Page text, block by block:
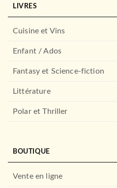
BIOGRAPHIES / MÉMOIRES
Serge Latouche
FAYARD
LIVRES
Cuisine et Vins
Enfant / Ados
Fantasy et Science-fiction
Littérature
Polar et Thriller
BOUTIQUE
Vente en ligne